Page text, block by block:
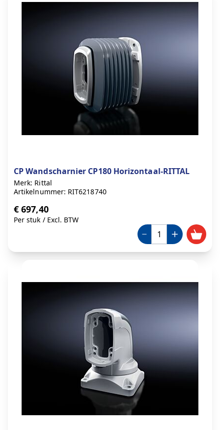
CP Wandscharnier CP180 Horizontaal-RITTAL
Merk: Rittal
Artikelnummer: RIT6218740
€ 697,40
Per stuk / Excl. BTW